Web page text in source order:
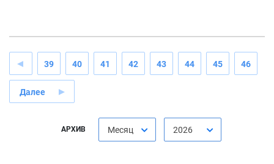
39 40 41 42 43 44 45 46
Далее
АРХИВ Месяц 2026